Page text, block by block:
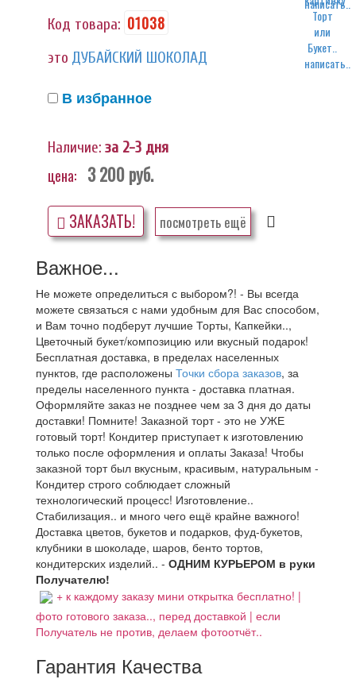
написать..
написать..
Код товара: 01038
это ДУБАЙСКИЙ ШОКОЛАД
В избранное
Наличие: за 2-3 дня
цена: 3 200руб.
ЗАКАЗАТЬ! посмотреть ещё
Важное...
Не можете определиться с выбором?! - Вы всегда
можете связаться с нами удобным для Вас способом,
и Вам точно подберут лучшие Торты, Капкейки..,
Цветочный букет/композицию или вкусный подарок!
Бесплатная доставка, в пределах населенных
пунктов, где расположены Точки сбора заказов, за
пределы населенного пункта - доставка платная.
Оформляйте заказ не позднее чем за 3 дня до даты
доставки! Помните! Заказной торт - это не УЖЕ
готовый торт! Кондитер приступает к изготовлению
только после оформления и оплаты Заказа! Чтобы
заказной торт был вкусным, красивым, натуральным -
Кондитер строго соблюдает сложный
технологический процесс! Изготовление..
Стабилизация.. и много чего ещё крайне важного!
Доставка цветов, букетов и подарков, фуд-букетов,
клубники в шоколаде, шаров, бенто тортов,
кондитерских изделий.. - ОДНИМ КУРЬЕРОМ в руки
Получателю!
+ к каждому заказу мини открытка бесплатно! |
фото готового заказа.., перед доставкой | если
Получатель не против, делаем фотоотчёт..
Гарантия Качества